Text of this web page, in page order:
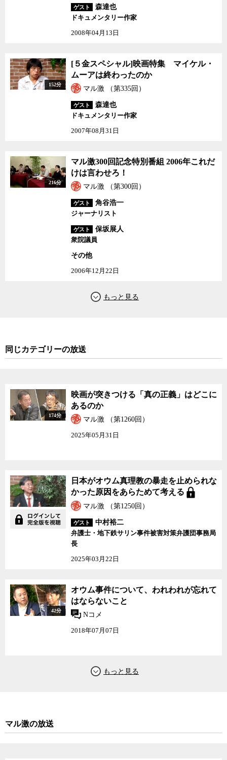
ゲスト
森達也
ドキュメンタリー作家
2008年04月13日
[５金スペシャル]映画特
集 マイケル・ムーアは
終わったのか
152分
[５金スペシャル]映画特集 マイケル・
ムーアは終わったのか
マル激 （第335回）
ゲスト
森達也
ドキュメンタリー作家
2007年08月31日
マル激300回記念特別番
組 2006年これだけは言
わせろ！
216分
マル激300回記念特別番組 2006年これだ
けは言わせろ！
マル激 （第300回）
ゲスト
角谷浩一
ジャーナリスト
ゲスト
保坂展人
衆院議員
その他
2006年12月22日
同じカテゴリーの放送
174分
映画が突きつける「真の正義」はどこに
あるのか
マル激 （第1260回）
2025年05月31日
日本がオウム真理教の暴走を止められな
かった原因をあらためて考える
マル激 （第1250回）
ゲスト
中村裕二
弁護士・地下鉄サリン事件被害対策弁護団事務局
長
2025年03月22日
オウム事件について、わ
れわれが忘れてはならな
いこと
42分
オウム事件について、われわれが忘れて
はならないこと
Nコメ
2018年07月07日
マル激の放送